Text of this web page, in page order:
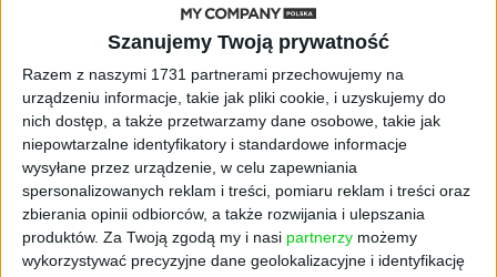
Szanujemy Twoją prywatność
Razem z naszymi 1731 partnerami przechowujemy na
urządzeniu informacje, takie jak pliki cookie, i uzyskujemy do
nich dostęp, a także przetwarzamy dane osobowe, takie jak
niepowtarzalne identyfikatory i standardowe informacje
wysyłane przez urządzenie, w celu zapewniania
spersonalizowanych reklam i treści, pomiaru reklam i treści oraz
zbierania opinii odbiorców, a także rozwijania i ulepszania
produktów. Za Twoją zgodą my i nasi partnerzy możemy
wykorzystywać precyzyjne dane geolokalizacyjne i identyfikację
przed emeryturą, musi spełnić określone
warunki:
osiągnąć odpowiedni wiek (56 lat dla kobiet,
61 lat dla mężczyzn),
pozostawać w stosunku pracy na podstawie
umowy o pracę,
mieć perspektywę nabycia prawa do
emerytury w ciągu 4 lat.
Ochrona nie przysługuje automatycznie